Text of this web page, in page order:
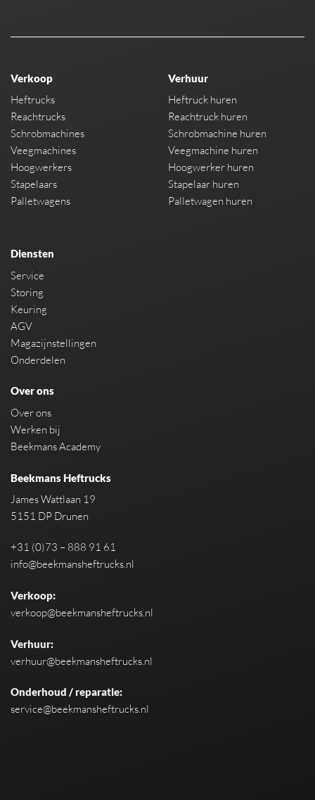
Verkoop
Heftrucks
Reachtrucks
Schrobmachines
Veegmachines
Hoogwerkers
Stapelaars
Palletwagens
Verhuur
Heftruck huren
Reachtruck huren
Schrobmachine huren
Veegmachine huren
Hoogwerker huren
Stapelaar huren
Palletwagen huren
Diensten
Service
Storing
Keuring
AGV
Magazijnstellingen
Onderdelen
Over ons
Over ons
Werken bij
Beekmans Academy
Beekmans Heftrucks
James Wattlaan 19
5151 DP Drunen
+31 (0)73 – 888 91 61
info@beekmansheftrucks.nl
Verkoop:
verkoop@beekmansheftrucks.nl
Verhuur:
verhuur@beekmansheftrucks.nl
Onderhoud / reparatie:
service@beekmansheftrucks.nl